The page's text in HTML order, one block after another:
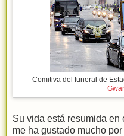
Comitiva del funeral de
Su vida está resumida en
me ha gustado mucho